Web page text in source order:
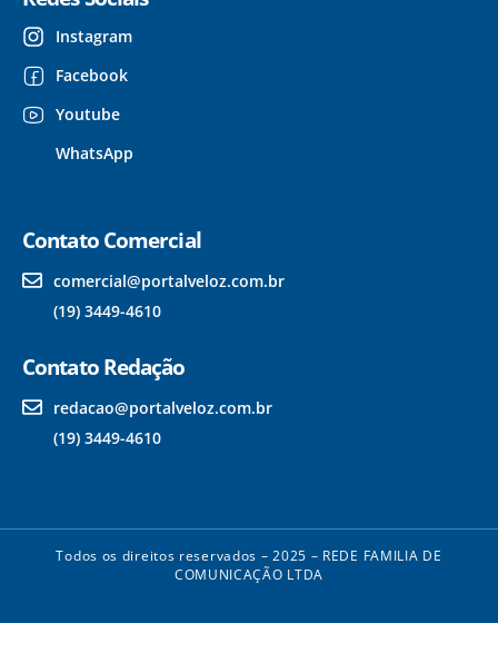
Instagram
Facebook
Youtube
WhatsApp
Contato Comercial
comercial@portalveloz.com.br
(19) 3449-4610
Contato Redação
redacao@portalveloz.com.br
(19) 3449-4610
Todos os direitos reservados – 2025 – REDE FAMILIA DE
COMUNICAÇÃO LTDA